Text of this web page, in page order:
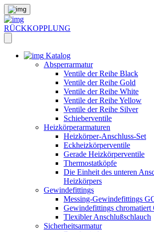
RÜCKKOPPLUNG
Katalog
Absperrarmatur
Ventile der Reihe Black
Ventile der Reihe Gold
Ventile der Reihe White
Ventile der Reihe Yellow
Ventile der Reihe Silver
Schieberventile
Heizkörperarmaturen
Heizkörper-Anschluss-Set
Eckheizkörperventile
Gerade Heizkörperventile
Thermostatköpfe
Die Einheit des unteren
Heizkörpers
Gewindefittings
Messing-Gewindefittings
Gewindefittings chromatiert
Tlexibler Anschlußschlauch
Sicherheitsarmatur